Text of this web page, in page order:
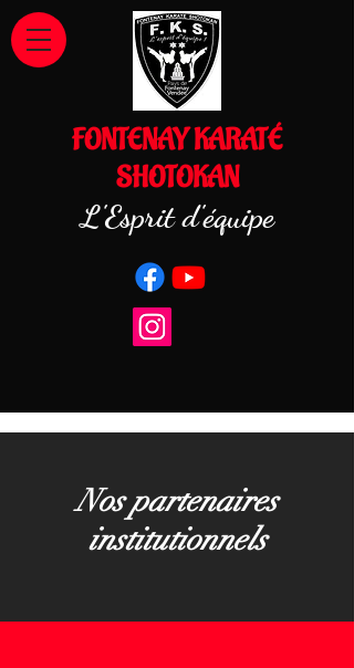
FONTENAY KARATÉ
SHOTOKAN
L'Esprit d'équipe
Nos partenaires
institutionnels